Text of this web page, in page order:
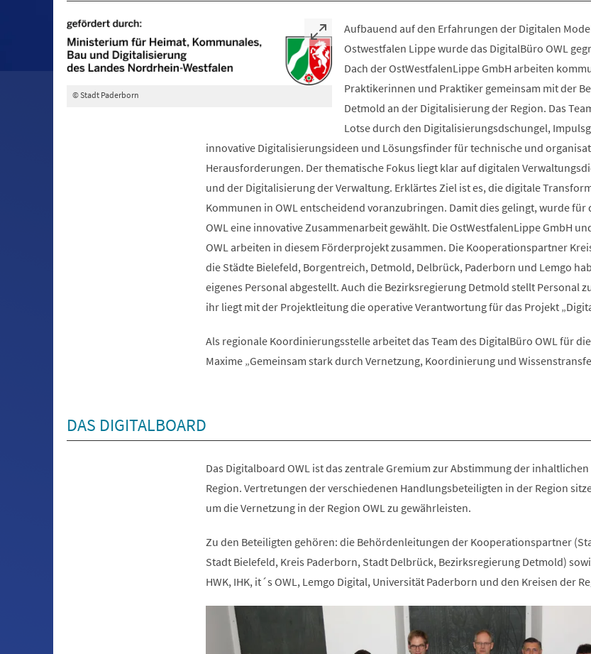
© Stadt Paderborn
Aufbauend auf den Erfahrungen der Digitalen
Ostwestfalen Lippe wurde das DigitalBüro OWL
Dach der OstWestfalenLippe GmbH arbeiten
Praktikerinnen und Praktiker gemeinsam mit der
Detmold an der Digitalisierung der Region. Das
Lotse durch den Digitalisierungsdschungel,
innovative Digitalisierungsideen und Lösungsfinder für technische und
Herausforderungen. Der thematische Fokus liegt klar auf digitalen
und der Digitalisierung der Verwaltung. Erklärtes Ziel ist es, die digitale
Kommunen in OWL entscheidend voranzubringen. Damit dies gelingt, wurde für
OWL eine innovative Zusammenarbeit gewählt. Die OstWestfalenLippe GmbH
OWL arbeiten in diesem Förderprojekt zusammen. Die Kooperationspartner
die Städte Bielefeld, Borgentreich, Detmold, Delbrück, Paderborn und Lemgo
eigenes Personal abgestellt. Auch die Bezirksregierung Detmold stellt Personal
ihr liegt mit der Projektleitung die operative Verantwortung für das Projekt
Als regionale Koordinierungsstelle arbeitet das Team des DigitalBüro OWL für
Maxime „Gemeinsam stark durch Vernetzung, Koordinierung und
DAS DIGITALBOARD
Das Digitalboard OWL ist das zentrale Gremium zur Abstimmung der inhaltlichen
Region. Vertretungen der verschiedenen Handlungsbeteiligten in der Region
um die Vernetzung in der Region OWL zu gewährleisten.
Zu den Beteiligten gehören: die Behördenleitungen der Kooperationspartner
Stadt Bielefeld, Kreis Paderborn, Stadt Delbrück, Bezirksregierung Detmold)
HWK, IHK, it´s OWL, Lemgo Digital, Universität Paderborn und den Kreisen der